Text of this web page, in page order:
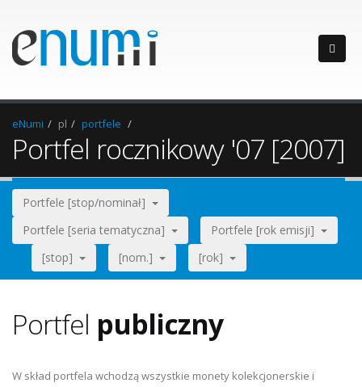
eNumi pl portfele
Portfel rocznikowy '07 [2007]
Portfele [stop/nominał]
Portfele [seria tematyczna]
Portfele [rok emisji]
[stop]
[nom.] [rok]
Portfel publiczny
W skład portfela wchodzą wszystkie monety kolekcjonerskie i